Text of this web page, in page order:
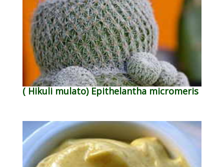
( Hikuli mulato) Epithelantha micromeris